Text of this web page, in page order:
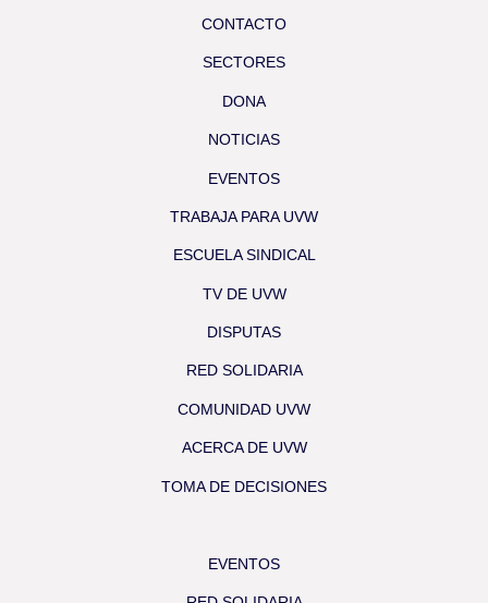
CONTACTO
SECTORES
DONA
NOTICIAS
EVENTOS
TRABAJA PARA UVW
ESCUELA SINDICAL
TV DE UVW
DISPUTAS
RED SOLIDARIA
COMUNIDAD UVW
ACERCA DE UVW
TOMA DE DECISIONES
EVENTOS